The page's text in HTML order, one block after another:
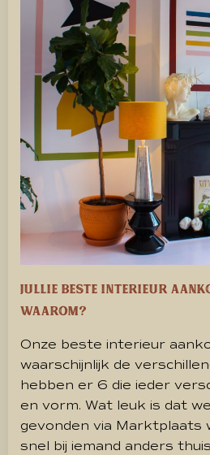
Jullie beste interieur
waarom?
Onze beste interieur
waarschijnlijk de
hebben er 6 die ieder
en vorm. Wat leuk is dat
gevonden via Marktplaats
snel bij iemand anders